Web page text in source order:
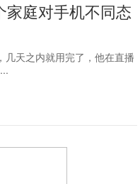
家庭对手机不同态
天之内就用完了，他在直播